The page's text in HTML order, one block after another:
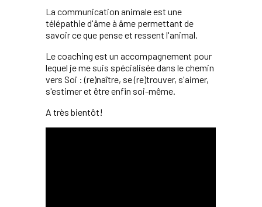
La communication animale est une
télépathie d'âme à âme permettant de
savoir ce que pense et ressent l'animal.
Le coaching est un accompagnement pour
lequel je me suis spécialisée dans le chemin
vers Soi : (re)naître, se (re)trouver, s'aimer,
s'estimer et être enfin soi-même.
A très bientôt!